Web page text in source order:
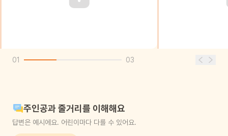
01 03
주인공과 줄거리를 이해해요
답변은 예시에요. 어린이마다 다를 수 있어요.